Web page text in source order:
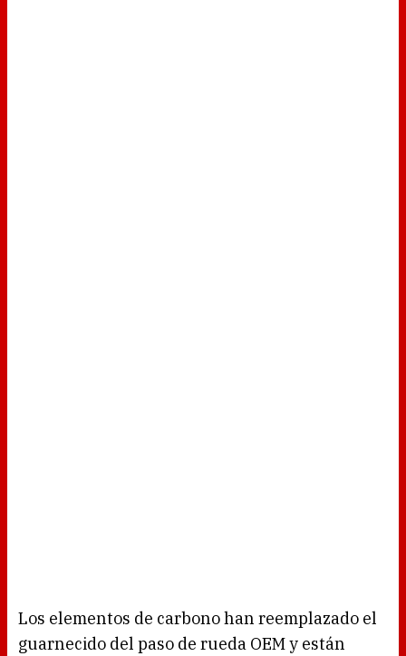
Los elementos de carbono han reemplazado el
guarnecido del paso de rueda OEM y están